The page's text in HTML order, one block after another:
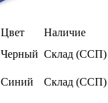
Цвет
Наличие
Черный Склад (ССП)
Синий Склад (ССП)